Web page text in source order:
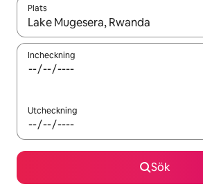
Plats
När resultaten är tillgängliga kan du
Incheckning
Utcheckning
Sök